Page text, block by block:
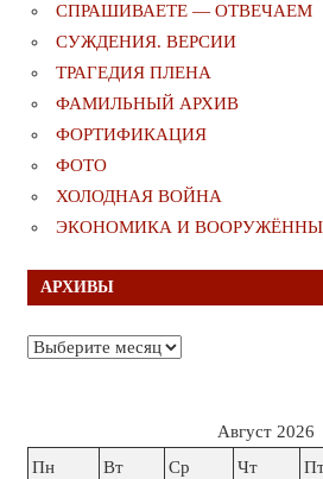
СПРАШИВАЕТЕ — ОТВЕЧАЕМ
СУЖДЕНИЯ. ВЕРСИИ
ТРАГЕДИЯ ПЛЕНА
ФАМИЛЬНЫЙ АРХИВ
ФОРТИФИКАЦИЯ
ФОТО
ХОЛОДНАЯ ВОЙНА
ЭКОНОМИКА И
АРХИВЫ
Архивы
Август 2026
Пн
Вт Ср Чт